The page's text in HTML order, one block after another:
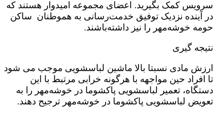
سرویس کمک بگیرید. اعضای مجموعه امیدوار هستند که
در آینده نزدیک توفیق خدمت‌رسانی به هموطنان ساکن
حومه خوشه‌مهر را نیز داشته‌باشند.
نتیجه گیری
ارزش مادی نسبتا بالا ماشین لباسشویی موجب می شود
تا افراد حین مواجهه با هرگونه خرابی مرتبط با این
دستگاه، تعمیر لباسشویی پاکشوما در خوشه‌مهر را به
تعویض لباسشویی پاکشوما در خوشه‌مهر ترجیح دهند.